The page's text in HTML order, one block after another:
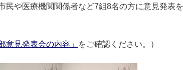
や医療機関関係者など7組8名の方に意見発表
見発表会の内容」 をご確認ください。）